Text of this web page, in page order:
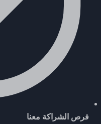
فرص الشراكة معنا